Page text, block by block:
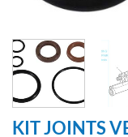
KIT JOINTS